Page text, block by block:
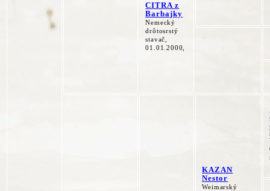
CITRA z
Barbajky
Nemecký
drôtosrstý
stavač,
01.01.2000,
KAZAN
Nestor
Weimarský